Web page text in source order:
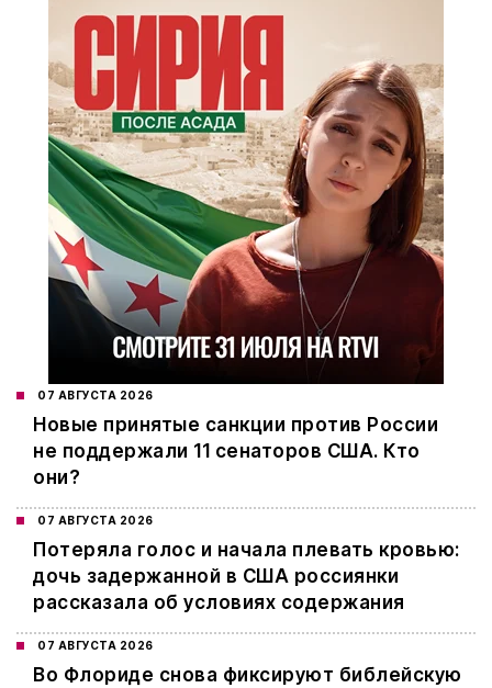
07 АВГУСТА 2026
Новые принятые санкции против России
не поддержали 11 сенаторов США. Кто
они?
07 АВГУСТА 2026
Потеряла голос и начала плевать кровью:
дочь задержанной в США россиянки
рассказала об условиях содержания
07 АВГУСТА 2026
Во Флориде снова фиксируют библейскую